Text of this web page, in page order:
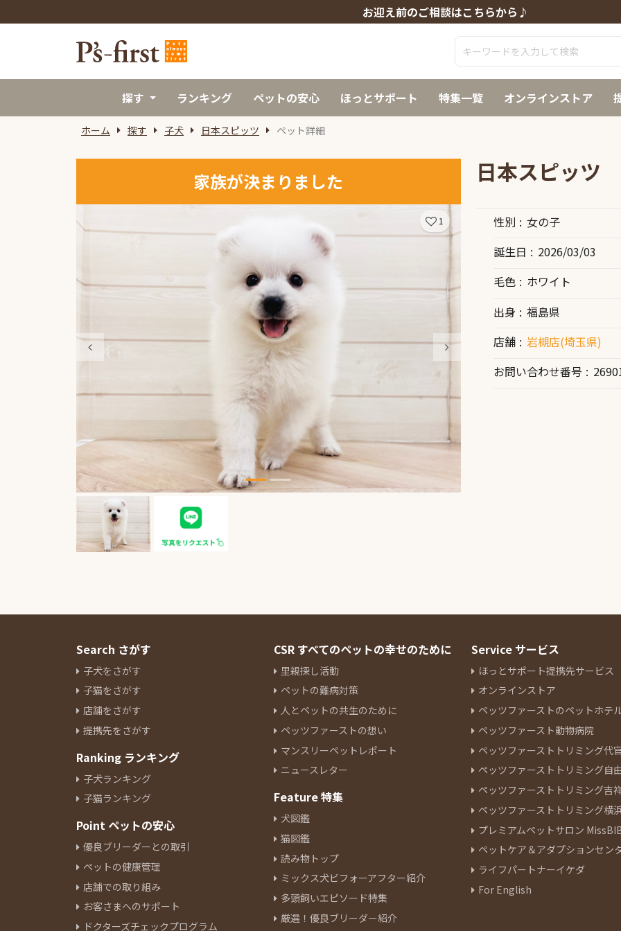
お迎え前のご相談はこちらから♪
探す ランキング ペットの安心 ほっとサポート 特集一覧 オンラインストア
ホーム 探す 子犬 日本スピッツ ペット詳細
家族が決まりました
1
日本スピッツ
性別
女の子
誕生日
2026/03/03
毛色
ホワイト
出身
福島県
店舗
岩槻店(埼玉県)
お問い合わせ番号
Search さがす
子犬をさがす
子猫をさがす
店舗をさがす
提携先をさがす
Ranking ランキング
子犬ランキング
子猫ランキング
Point ペットの安心
優良ブリーダーとの取引
ペットの健康管理
店舗での取り組み
お客さまへのサポート
ドクターズチェックプログラム
CSR すべてのペットの幸せのために
里親探し活動
ペットの難病対策
人とペットの共生のために
ペッツファーストの想い
マンスリーペットレポート
ニュースレター
Feature 特集
犬図鑑
猫図鑑
読み物トップ
ミックス犬ビフォーアフター紹介
多頭飼いエピソード特集
厳選！優良ブリーダー紹介
Service サービス
ほっとサポート提携先サービス
オンラインストア
ペッツファーストのペットホテ
ペッツファースト動物病院
ペッツファーストトリミング代
ペッツファーストトリミング自
ペッツファーストトリミング吉
ペッツファーストトリミング横
プレミアムペットサロン
ペットケア＆アダプションセン
ライフパートナーイケダ
For English